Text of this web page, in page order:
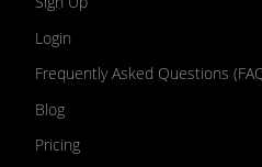
Login
Frequently Asked Questions
Blog
Pricing